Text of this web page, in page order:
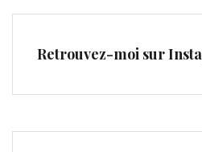
Retrouvez-moi sur